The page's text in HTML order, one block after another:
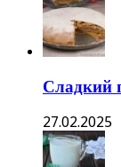
Сладкий
27.02.2025